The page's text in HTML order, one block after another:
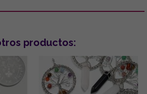
productos: